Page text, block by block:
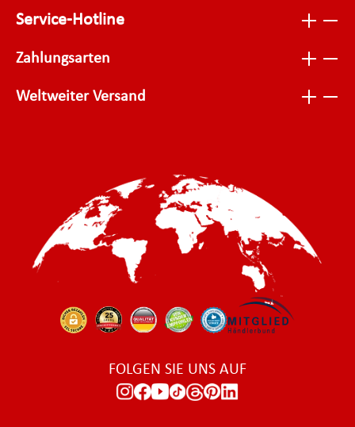
Service-Hotline
Zahlungsarten
Weltweiter Versand
FOLGEN SIE UNS AUF